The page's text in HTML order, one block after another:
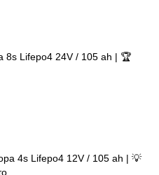
8s Lifepo4 24V / 105 ah | 🏆